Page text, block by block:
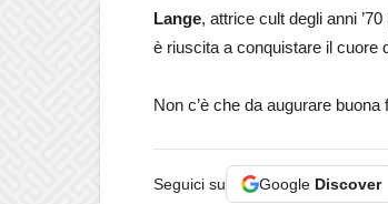
Lange, attrice cult degli anni
è riuscita a conquistare il cuore
Non c’è che da augurare
Seguici su Google Discover